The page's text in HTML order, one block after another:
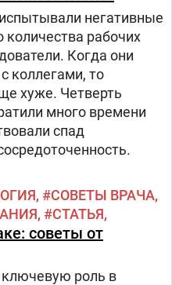
негативные
количества рабочих
Когда они
коллегами, то
хуже. Четверть
много времени
спад
СОВЕТЫ ВРАЧА
СТАТЬЯ
советы от
ключевую роль в